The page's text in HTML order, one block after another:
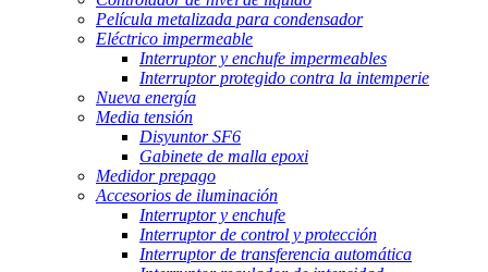
Película metalizada para condensador
Eléctrico impermeable
Interruptor y enchufe impermeables
Interruptor protegido contra la intemperie
Nueva energía
Media tensión
Disyuntor SF6
Gabinete de malla epoxi
Medidor prepago
Accesorios de iluminación
Interruptor y enchufe
Interruptor de control y protección
Interruptor de transferencia automática